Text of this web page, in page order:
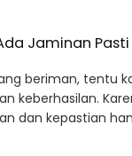
Jaminan Pasti
beriman, tentu
keberhasilan.
dan kepastian